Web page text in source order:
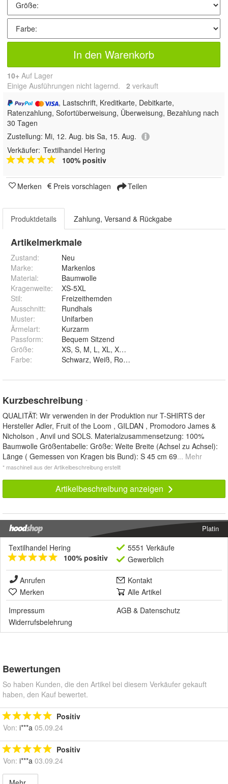
In den Warenkorb
10+ Auf Lager
Einige Ausführungen nicht lagernd. 2 verkauft
, Lastschrift, Kreditkarte, Debitkarte,
Ratenzahlung, Sofortüberweisung, Überweisung, Bezahlung nach
30 Tagen
Zustellung: Mi, 12. Aug. bis Sa, 15. Aug.
Verkäufer: Textilhandel Hering
100% positiv
Merken Preis vorschlagen Teilen
Produktdetails Zahlung, Versand & Rückgabe
Artikelmerkmale
Zustand:
Neu
Marke:
Markenlos
Material:
Baumwolle
Kragenweite:
XS-5XL
Stil:
Freizeithemden
Ausschnitt:
Rundhals
Muster:
Unifarben
Ärmelart:
Kurzarm
Passform:
Bequem Sitzend
Größe:
Farbe:
Kurzbeschreibung *
QUALITÄT: Wir verwenden in der Produktion nur T-SHIRTS der
Hersteller Adler, Fruit of the Loom , GILDAN , Promodoro James &
Nicholson , Anvil und SOLS. Materialzusammensetzung: 100%
Baumwolle Größentabelle: Größe: Weite Breite (Achsel zu Achsel):
Länge ( Gemessen von Kragen bis Bund): S 45 cm 69... Mehr
* maschinell aus der Artikelbeschreibung erstellt
Artikelbeschreibung anzeigen
Platin
Textilhandel Hering
100% positiv
5551 Verkäufe
Gewerblich
Anrufen
Kontakt
Merken
Alle Artikel
Impressum
AGB & Datenschutz
Widerrufsbelehrung
Bewertungen
So haben Kunden, die den Artikel bei diesem Verkäufer gekauft
haben, den Kauf bewertet.
Positiv
Von: i***a 05.09.24
Positiv
Von: i***a 03.09.24